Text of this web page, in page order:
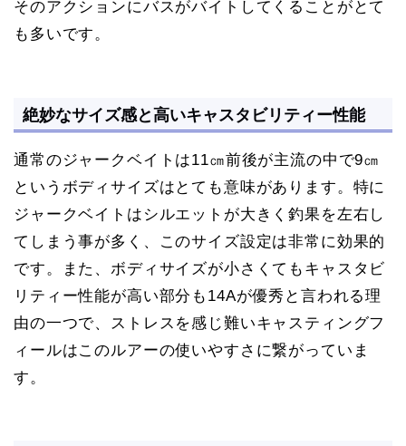
そのアクションにバスがバイトしてくることがとて
も多いです。
絶妙なサイズ感と高いキャスタビリティー性能
通常のジャークベイトは11㎝前後が主流の中で9㎝
というボディサイズはとても意味があります。特に
ジャークベイトはシルエットが大きく釣果を左右し
てしまう事が多く、このサイズ設定は非常に効果的
です。また、ボディサイズが小さくてもキャスタビ
リティー性能が高い部分も14Aが優秀と言われる理
由の一つで、ストレスを感じ難いキャスティングフ
ィールはこのルアーの使いやすさに繋がっていま
す。